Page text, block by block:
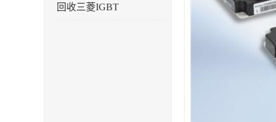
回收三菱IGBT